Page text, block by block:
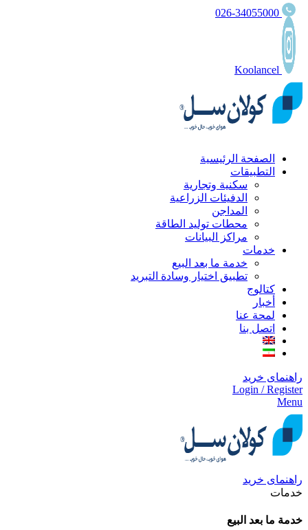
الصفحة الرئيسية
التطبيقات
سكنية وتجارية
الدفيئات الزراعية
المداجن
محطات توليد الطاقة
مراكز البيانات
خدمات
خدمة ما بعد البيع
تطبيق اختيار وسادة التبريد
كتالوج
أخبار
لمحة عنا
اتصل بنا
راهنمای خرید
Login / Register
Menu
راهنمای خرید
خدمات
خدمة ما بعد البيع